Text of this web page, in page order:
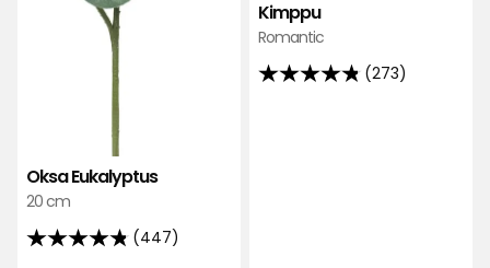
Oksa Eukalyptus
20 cm
(447)
4.8
Kimppu
Romantic
(273)
4.8